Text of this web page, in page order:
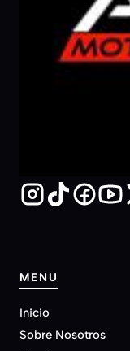
MENU
Inicio
Sobre Nosotros